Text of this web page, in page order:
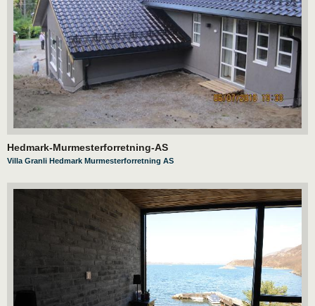
Hedmark-Murmesterforretning-AS
Villa Granli Hedmark Murmesterforretning AS